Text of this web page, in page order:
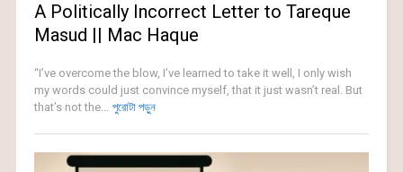
A Politically Incorrect Letter to Tareque
Masud || Mac Haque
“I’ve overcome the blow, I’ve learned to take it well, I only wish
my words could just convince myself, that it just wasn’t real. But
that’s not the... পুরোটা পড়ুন